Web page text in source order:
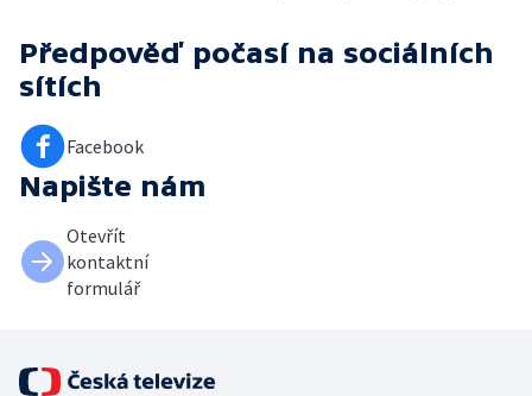
Předpověď počasí na sociálních
sítích
Facebook
Napište nám
Otevřít
kontaktní
formulář